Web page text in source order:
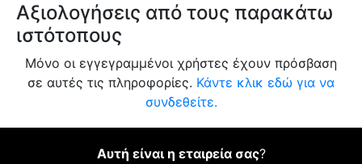
Αξιολογήσεις από τους παρακάτω
ιστότοπους
Μόνο οι εγγεγραμμένοι χρήστες έχουν πρόσβαση
σε αυτές τις πληροφορίες. Κάντε κλικ εδώ για να
συνδεθείτε.
Αυτή είναι η εταιρεία σας?